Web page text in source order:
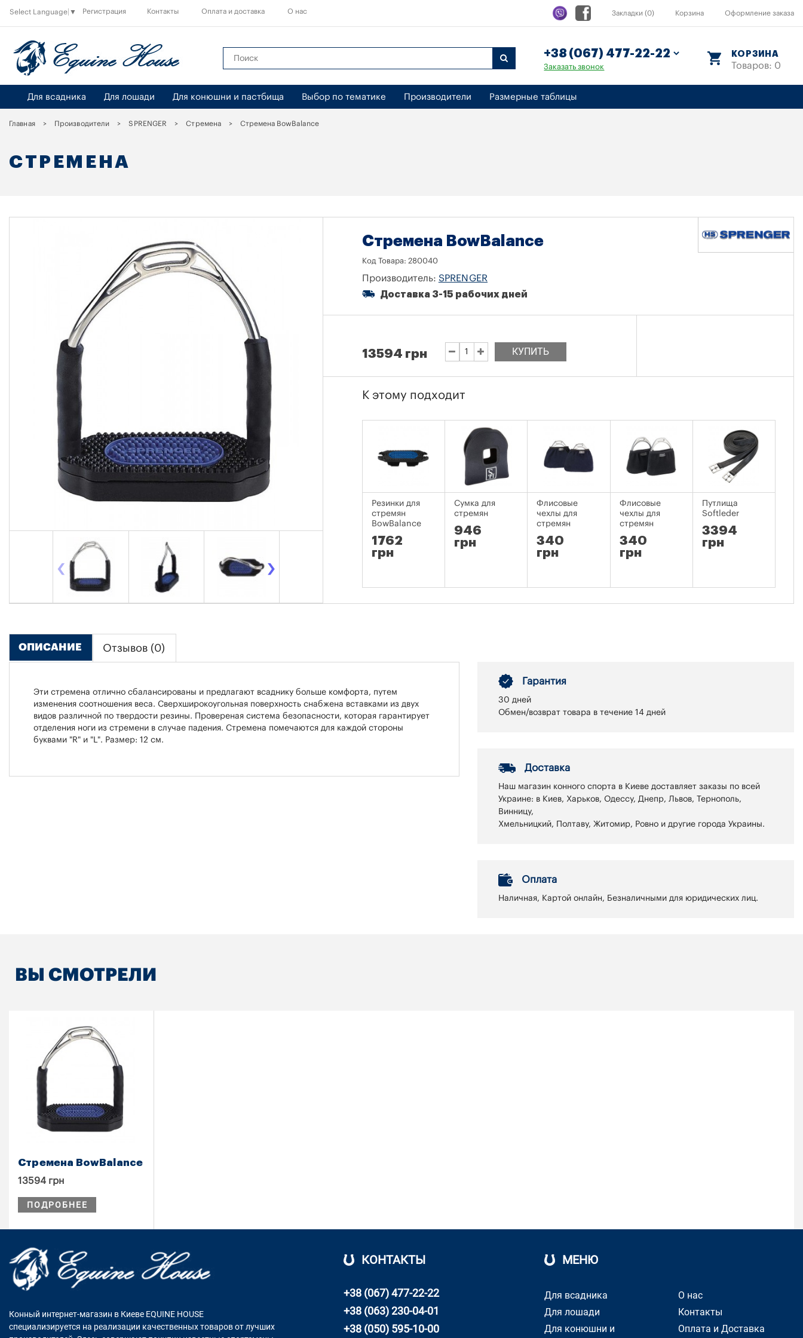
Select Language ▼ Регистрация Контакты Оплата и доставка О нас Закладки (0) Корзина Оформление заказа
Заказать звонок
КОРЗИНА
Товаров: 0
Для всадника Для лошади Для конюшни и пастбища Выбор по тематике Производители Размерные таблицы
Главная Производители SPRENGER Стремена Стремена BowBalance
СТРЕМЕНА
‹ ›
Стремена BowBalance
Код Товара: 280040
Производитель: SPRENGER
Доставка 3-15 рабочих дней
КУПИТЬ
13594 грн
К этому подходит
Резинки для
стремян
BowBalance
1762
грн
Сумка для
стремян
946
грн
Флисовые
чехлы для
стремян
340
грн
Флисовые
чехлы для
стремян
340
грн
Путлища
Softleder
3394
грн
ОПИСАНИЕ Отзывов (0)
Эти стремена отлично сбалансированы и предлагают всаднику больше комфорта, путем
изменения соотношения веса. Сверхширокоугольная поверхность снабжена вставками из двух
видов различной по твердости резины. Провереная система безопасности, которая гарантирует
отделения ноги из стремени в случае падения. Стремена помечаются для каждой стороны
буквами "R" и "L". Размер: 12 см.
Гарантия
30 дней
Обмен/возврат товара в течение 14 дней
Доставка
Наш магазин конного спорта в Киеве доставляет заказы по всей
Украине: в Киев, Харьков, Одессу, Днепр, Львов, Тернополь,
Винницу,
Хмельницкий, Полтаву, Житомир, Ровно и другие города Украины.
Оплата
Наличная, Картой онлайн, Безналичными для юридических лиц.
ВЫ СМОТРЕЛИ
Стремена BowBalance
13594 грн
ПОДРОБНЕЕ
Конный интернет-магазин в Киеве EQUINE HOUSE
специализируется на реализации качественных товаров от лучших
КОНТАКТЫ
+38 (067) 477-22-22
+38 (063) 230-04-01
+38 (050) 595-10-00
МЕНЮ
Для всадника
Для лошади
Для конюшни и
О нас
Контакты
Оплата и Доставка